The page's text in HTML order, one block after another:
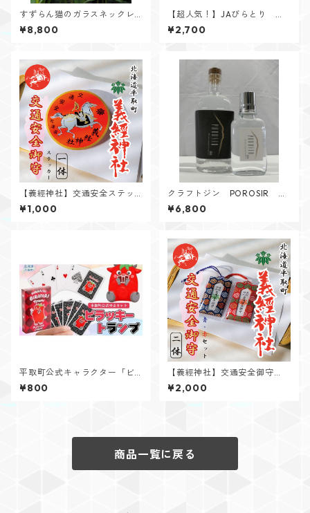
すずらん猫のガラスネックレ
ス（イエロー）
¥8,800
【超人気！】JAびらとり ニ
シパの恋人トマトジュース
（無塩）ゴールデンカムイ
¥2,700
【義經神社】交通安全ステッ
カー
¥1,000
クラフトジン POROSIR ５
００㎖
¥6,800
平取町公式キャラクター「ビ
ラッキートランプ」
¥800
【義經神社】交通安全御守
（紐式セット）
¥2,000
商品一覧に戻る